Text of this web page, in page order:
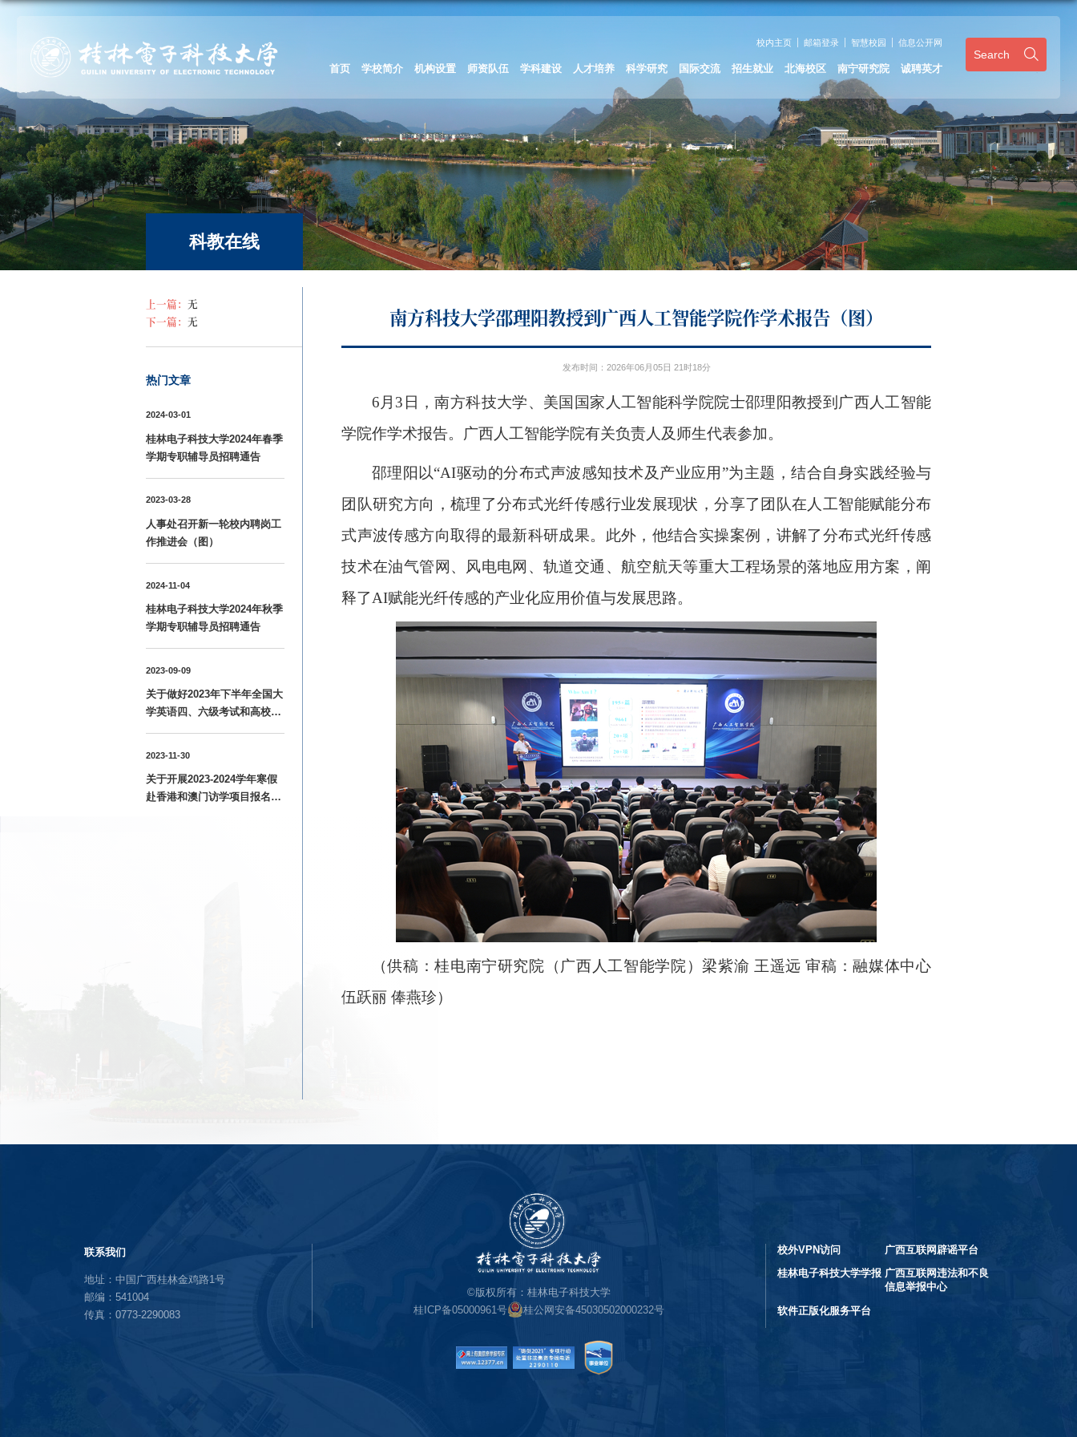
校内主页 邮箱登录 智慧校园 信息公开网
首页 学校简介 机构设置 师资队伍 学科建设 人才培养 科学研究 国际交流 招生就业 北海校区 南宁研究院 诚聘英才
Search
科教在线
上一篇： 无
下一篇： 无
热门文章
2024-03-01
桂林电子科技大学2024年春季
学期专职辅导员招聘通告
2023-03-28
人事处召开新一轮校内聘岗工
作推进会（图）
2024-11-04
桂林电子科技大学2024年秋季
学期专职辅导员招聘通告
2023-09-09
关于做好2023年下半年全国大
学英语四、六级考试和高校英
2023-11-30
关于开展2023-2024学年寒假
赴香港和澳门访学项目报名工
南方科技大学邵理阳教授到广西人工智能学院作学术报告（图）
发布时间：2026年06月05日 21时18分
6月3日，南方科技大学、美国国家人工智能科学院院士邵理阳教授到广西人工智能
学院作学术报告。广西人工智能学院有关负责人及师生代表参加。
邵理阳以“AI驱动的分布式声波感知技术及产业应用”为主题，结合自身实践经验与
团队研究方向，梳理了分布式光纤传感行业发展现状，分享了团队在人工智能赋能分布
式声波传感方向取得的最新科研成果。 此外， 他结合实操案例，讲解了分布式光纤传感
技术在油气管网、风电电网、轨道交通、航空航天等重大工程场景的落地应用方案，阐
释了AI赋能光纤传感的产业化应用价值与发展思路。
（供稿：桂电南宁研究院（广西人工智能学院）梁紫渝 王遥远 审稿：融媒体中心
伍跃丽 俸燕珍）
联系我们
地址：中国广西桂林金鸡路1号
邮编：541004
传真：0773-2290083
©版权所有：桂林电子科技大学
桂ICP备05000961号
桂公网安备45030502000232号
校外VPN访问 广西互联网辟谣平台
桂林电子科技大学学报 广西互联网违法和不良
信息举报中心
软件正版化服务平台